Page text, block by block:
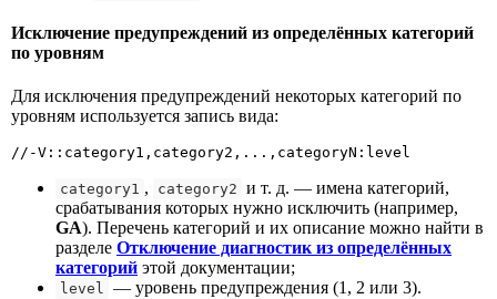
Исключение предупреждений из определённых категорий
по уровням
Для исключения предупреждений некоторых категорий по
уровням используется запись вида:
//-V::category1,category2,...,categoryN:level
category1 , category2 и т. д. — имена категорий,
срабатывания которых нужно исключить (например,
GA). Перечень категорий и их описание можно найти в
разделе Отключение диагностик из определённых
категорий этой документации;
level — уровень предупреждения (1, 2 или 3).